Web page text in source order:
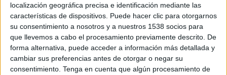
localización geográfica precisa e identificación mediante las
características de dispositivos. Puede hacer clic para otorgarnos
su consentimiento a nosotros y a nuestros 1538 socios para
que llevemos a cabo el procesamiento previamente descrito. De
forma alternativa, puede acceder a información más detallada y
cambiar sus preferencias antes de otorgar o negar su
consentimiento. Tenga en cuenta que algún procesamiento de
TWEET
SHARE